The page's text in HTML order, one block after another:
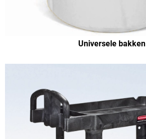
Universele bakken